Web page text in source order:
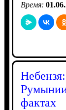
Время:
фактах